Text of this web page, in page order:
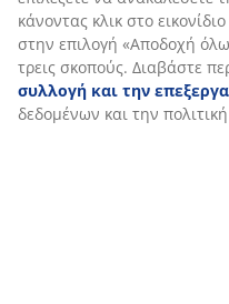
κάνοντας κλικ στο
στην επιλογή «Αποδοχή
τρεις σκοπούς. Διαβάστε
συλλογή και την
δεδομένων και την